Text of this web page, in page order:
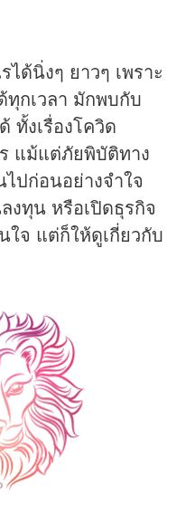
ได้นิ่งๆ ยาวๆ เพราะ
ทุกเวลา มักพบกับ
ทั้งเรื่องโควิด
แม้แต่ภัยพิบัติทาง
ปก่อนอย่างจำใจ
งทุน หรือเปิดธุรกิจ
จ แต่ก็ให้ดูเกี่ยวกับ